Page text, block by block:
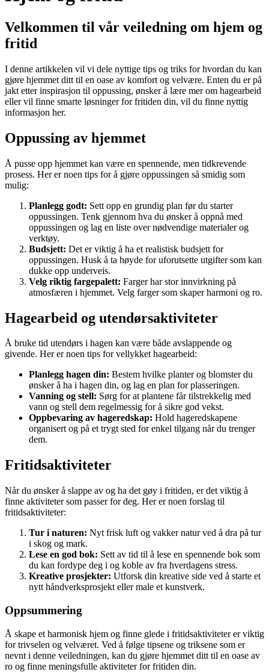
Velkommen til vår veiledning om hjem og
fritid
I denne artikkelen vil vi dele nyttige tips og triks for hvordan du kan
gjøre hjemmet ditt til en oase av komfort og velvære. Enten du er på
jakt etter inspirasjon til oppussing, ønsker å lære mer om hagearbeid
eller vil finne smarte løsninger for fritiden din, vil du finne nyttig
informasjon her.
Oppussing av hjemmet
Å pusse opp hjemmet kan være en spennende, men tidkrevende
prosess. Her er noen tips for å gjøre oppussingen så smidig som
mulig:
Planlegg godt: Sett opp en grundig plan før du starter
oppussingen. Tenk gjennom hva du ønsker å oppnå med
oppussingen og lag en liste over nødvendige materialer og
verktøy.
Budsjett: Det er viktig å ha et realistisk budsjett for
oppussingen. Husk å ta høyde for uforutsette utgifter som kan
dukke opp underveis.
Velg riktig fargepalett: Farger har stor innvirkning på
atmosfæren i hjemmet. Velg farger som skaper harmoni og ro.
Hagearbeid og utendørsaktiviteter
Å bruke tid utendørs i hagen kan være både avslappende og
givende. Her er noen tips for vellykket hagearbeid:
Planlegg hagen din: Bestem hvilke planter og blomster du
ønsker å ha i hagen din, og lag en plan for plasseringen.
Vanning og stell: Sørg for at plantene får tilstrekkelig med
vann og stell dem regelmessig for å sikre god vekst.
Oppbevaring av hageredskap: Hold hageredskapene
organisert og på et trygt sted for enkel tilgang når du trenger
dem.
Fritidsaktiviteter
Når du ønsker å slappe av og ha det gøy i fritiden, er det viktig å
finne aktiviteter som passer for deg. Her er noen forslag til
fritidsaktiviteter:
Tur i naturen: Nyt frisk luft og vakker natur ved å dra på tur
i skog og mark.
Lese en god bok: Sett av tid til å lese en spennende bok som
du kan fordype deg i og koble av fra hverdagens stress.
Kreative prosjekter: Utforsk din kreative side ved å starte et
nytt håndverksprosjekt eller male et kunstverk.
Oppsummering
Å skape et harmonisk hjem og finne glede i fritidsaktiviteter er viktig
for trivselen og velværet. Ved å følge tipsene og triksene som er
nevnt i denne veiledningen, kan du gjøre hjemmet ditt til en oase av
ro og finne meningsfulle aktiviteter for fritiden din.